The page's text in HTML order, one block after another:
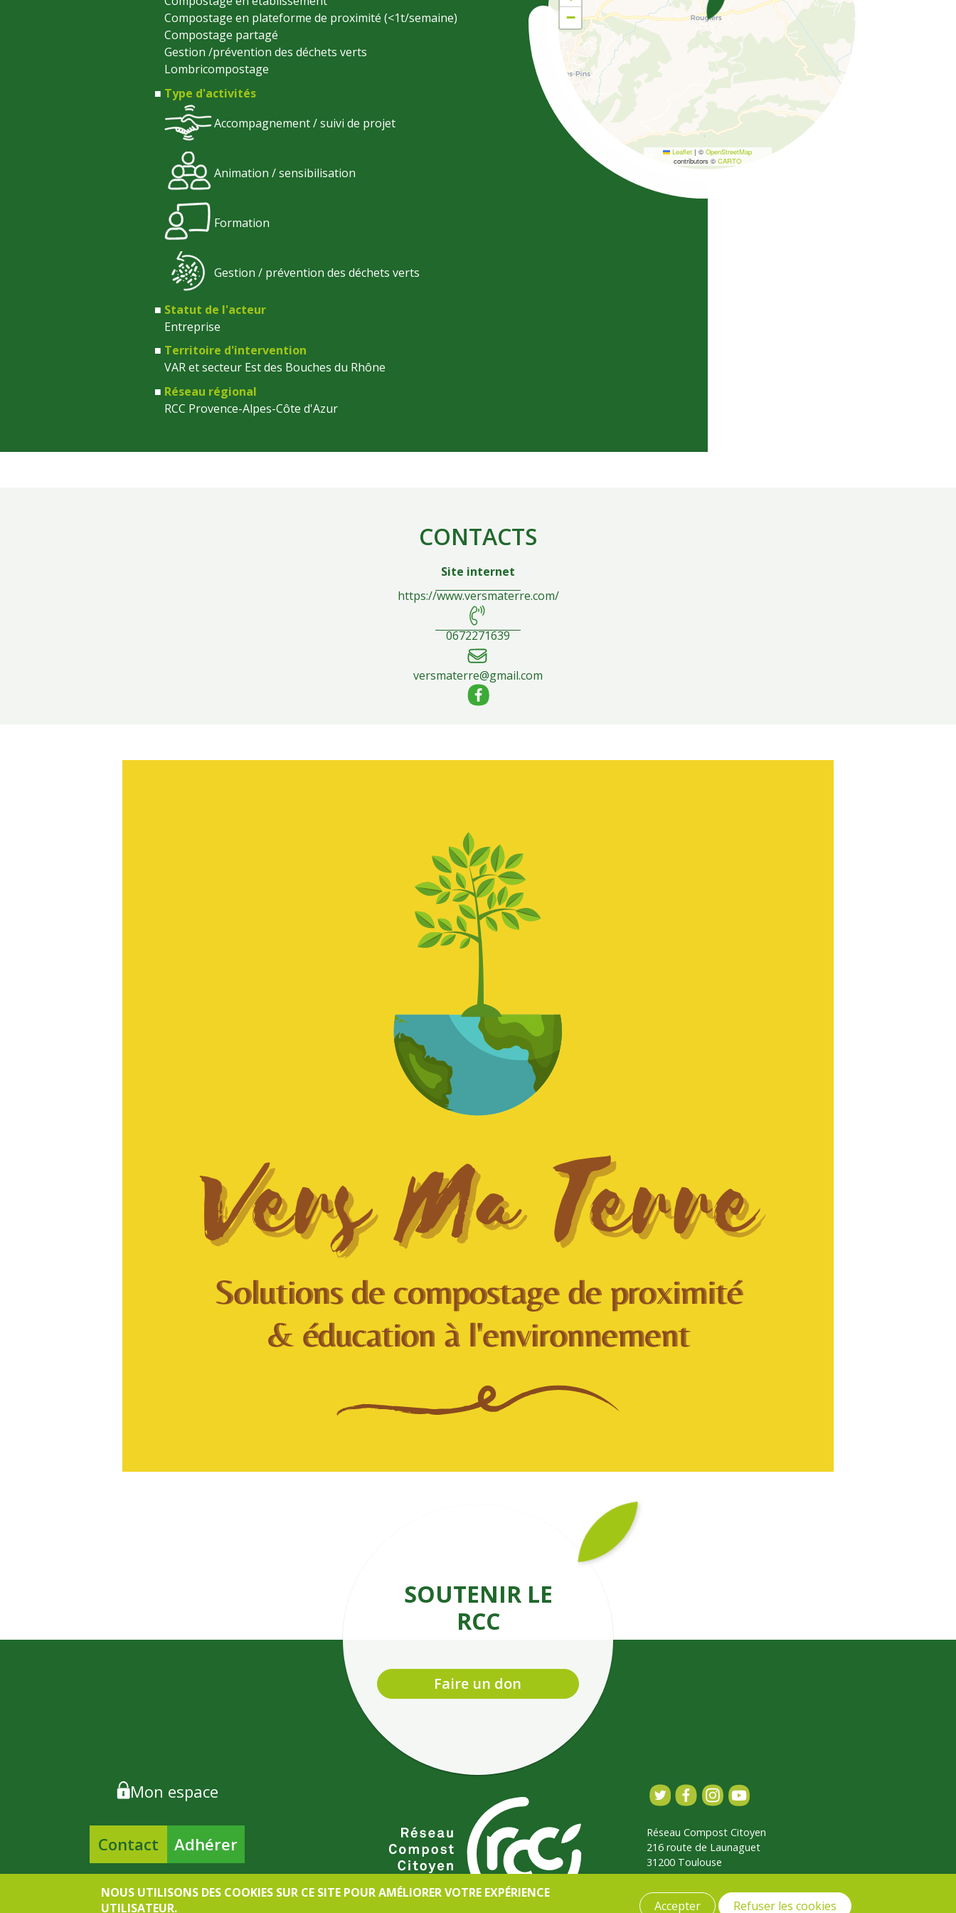
Compostage en plateforme de proximité (<1t/semaine)
Compostage partagé
Gestion /prévention des déchets verts
Lombricompostage
Type d'activités
Accompagnement / suivi de projet
Animation / sensibilisation
Formation
Gestion / prévention des déchets verts
Statut de l'acteur
Entreprise
Territoire d'intervention
VAR et secteur Est des Bouches du Rhône
Réseau régional
RCC Provence-Alpes-Côte d'Azur
−
Leaflet | © OpenStreetMap
contributors ©CARTO
CONTACTS
Site internet
https://www.versmaterre.com/
0672271639
versmaterre@gmail.com
SOUTENIR LE
RCC
Faire un don
Réseau Compost Citoyen
216 route de Launaguet
31200 Toulouse
Contact Adhérer
Mon espace
NOUS UTILISONS DES COOKIES SUR CE SITE POUR AMÉLIORER VOTRE EXPÉRIENCE
UTILISATEUR.
Accepter Refuser les cookies